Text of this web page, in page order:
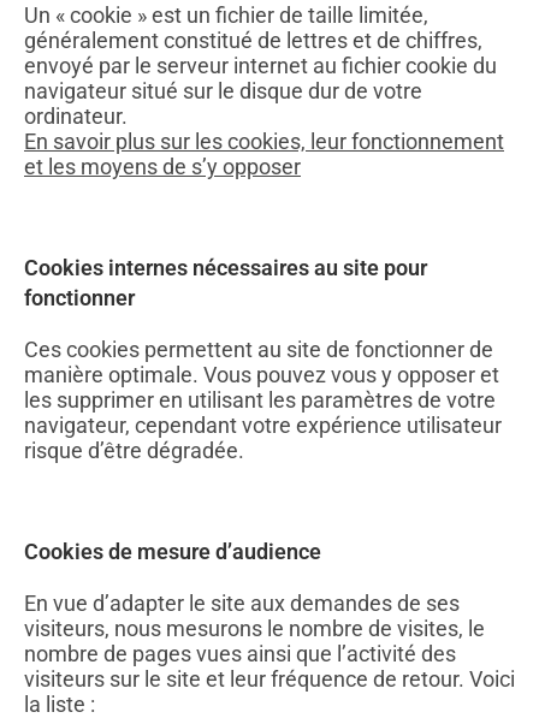
Un « cookie » est un fichier de taille limitée,
généralement constitué de lettres et de chiffres,
envoyé par le serveur internet au fichier cookie du
navigateur situé sur le disque dur de votre
ordinateur.
En savoir plus sur les cookies, leur fonctionnement
et les moyens de s’y opposer
Cookies internes nécessaires au site pour
fonctionner
Ces cookies permettent au site de fonctionner de
manière optimale. Vous pouvez vous y opposer et
les supprimer en utilisant les paramètres de votre
navigateur, cependant votre expérience utilisateur
risque d’être dégradée.
Cookies de mesure d’audience
En vue d’adapter le site aux demandes de ses
visiteurs, nous mesurons le nombre de visites, le
nombre de pages vues ainsi que l’activité des
visiteurs sur le site et leur fréquence de retour. Voici
la liste :